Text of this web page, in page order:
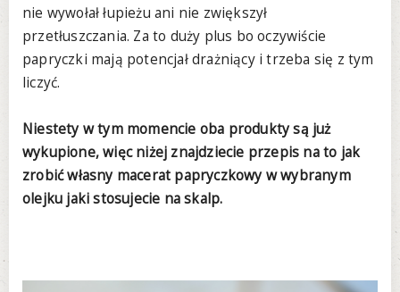
nie wywołał łupieżu ani nie zwiększył
przetłuszczania. Za to duży plus bo oczywiście
papryczki mają potencjał drażniący i trzeba się z tym
liczyć.
Niestety w tym momencie oba produkty są już
wykupione, więc niżej znajdziecie przepis na to jak
zrobić własny macerat papryczkowy w wybranym
olejku jaki stosujecie na skalp.